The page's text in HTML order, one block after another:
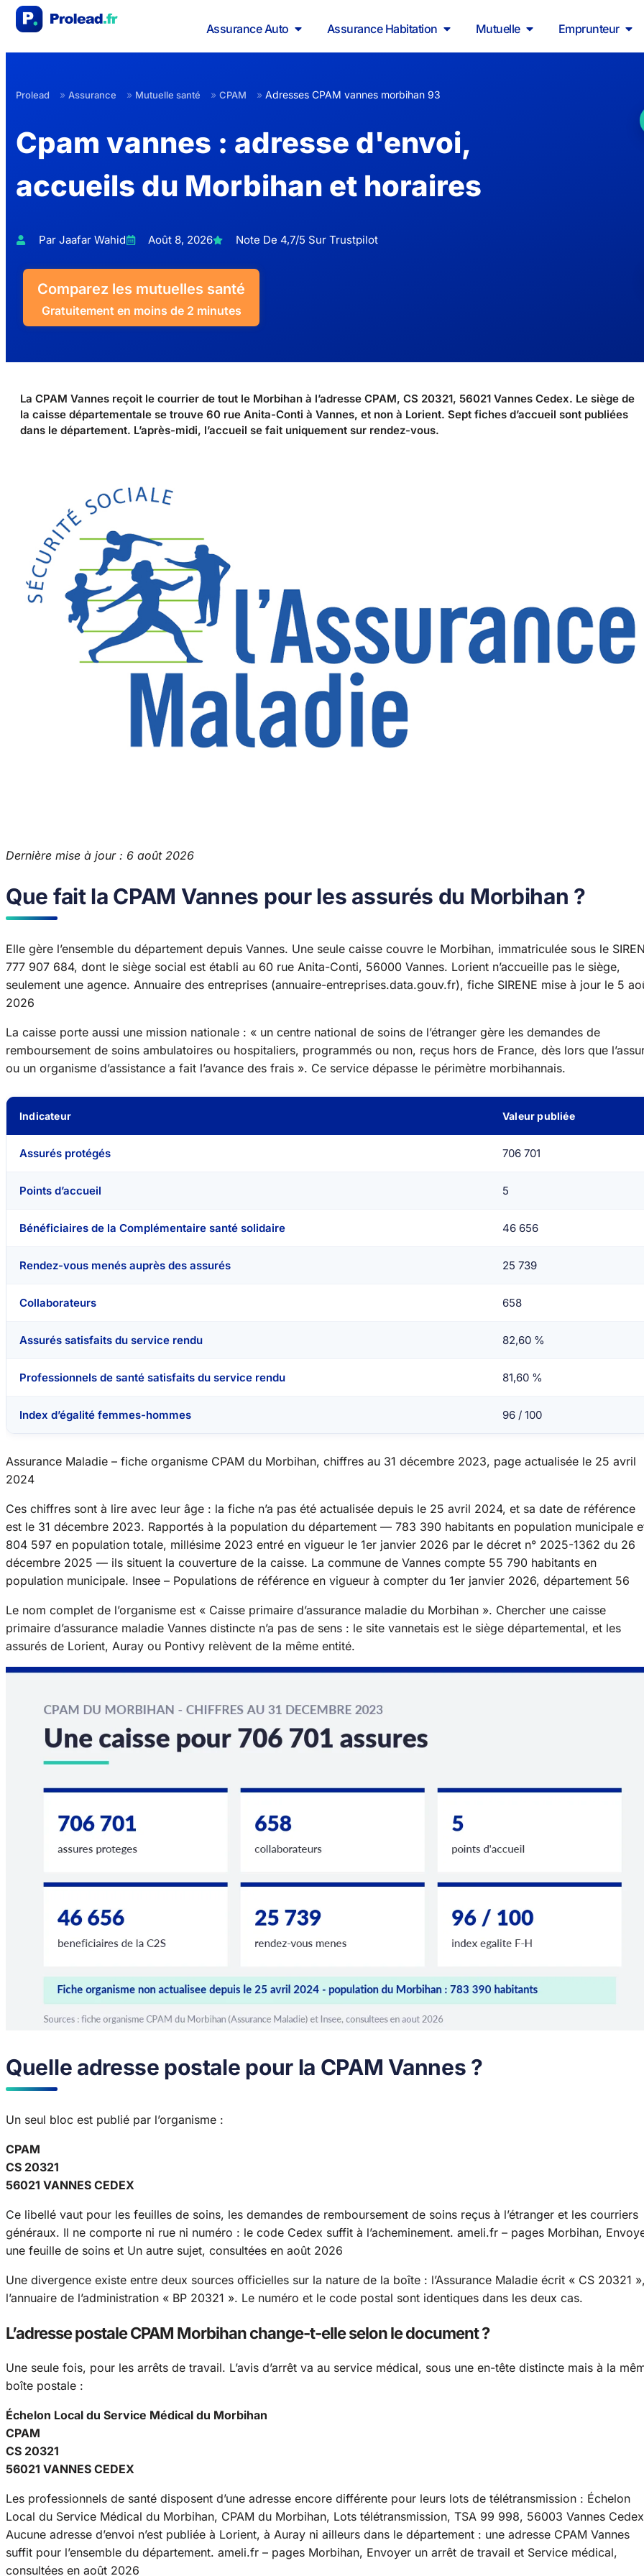
Assurance Auto Assurance Habitation Mutuelle Emprunteur
Prolead » Assurance » Mutuelle santé » CPAM » Adresses CPAM vannes morbihan 93
Cpam vannes : adresse d'envoi,
accueils du Morbihan et horaires
Par Jaafar Wahid Août 8, 2026 Note De 4,7/5 Sur Trustpilot
Comparez les mutuelles santé
Gratuitement en moins de 2 minutes
La CPAM Vannes reçoit le courrier de tout le Morbihan à l’adresse CPAM, CS 20321, 56021 Vannes Cedex. Le siège de
la caisse départementale se trouve 60 rue Anita-Conti à Vannes, et non à Lorient. Sept fiches d’accueil sont publiées
dans le département. L’après-midi, l’accueil se fait uniquement sur rendez-vous.
Dernière mise à jour : 6 août 2026
Que fait la CPAM Vannes pour les assurés du Morbihan ?
Elle gère l’ensemble du département depuis Vannes. Une seule caisse couvre le Morbihan, immatriculée sous le
777 907 684, dont le siège social est établi au 60 rue Anita-Conti, 56000 Vannes. Lorient n’accueille pas le siège,
seulement une agence. Annuaire des entreprises (annuaire-entreprises.data.gouv.fr), fiche SIRENE mise à jour le 5
2026
La caisse porte aussi une mission nationale : « un centre national de soins de l’étranger gère les demandes de
remboursement de soins ambulatoires ou hospitaliers, programmés ou non, reçus hors de France, dès lors que
ou un organisme d’assistance a fait l’avance des frais ». Ce service dépasse le périmètre morbihannais.
Indicateur Valeur publiée
Assurés protégés 706 701
Points d’accueil 5
Bénéficiaires de la Complémentaire santé solidaire 46 656
Rendez-vous menés auprès des assurés 25 739
Collaborateurs 658
Assurés satisfaits du service rendu 82,60 %
Professionnels de santé satisfaits du service rendu 81,60 %
Index d’égalité femmes-hommes 96 / 100
Assurance Maladie – fiche organisme CPAM du Morbihan, chiffres au 31 décembre 2023, page actualisée le 25 avril
2024
Ces chiffres sont à lire avec leur âge : la fiche n’a pas été actualisée depuis le 25 avril 2024, et sa date de référence
est le 31 décembre 2023. Rapportés à la population du département — 783 390 habitants en population municipale
804 597 en population totale, millésime 2023 entré en vigueur le 1er janvier 2026 par le décret n° 2025-1362 du 26
décembre 2025 — ils situent la couverture de la caisse. La commune de Vannes compte 55 790 habitants en
population municipale. Insee – Populations de référence en vigueur à compter du 1er janvier 2026, département 56
Le nom complet de l’organisme est « Caisse primaire d’assurance maladie du Morbihan ». Chercher une caisse
primaire d’assurance maladie Vannes distincte n’a pas de sens : le site vannetais est le siège départemental, et les
assurés de Lorient, Auray ou Pontivy relèvent de la même entité.
Quelle adresse postale pour la CPAM Vannes ?
Un seul bloc est publié par l’organisme :
CPAM
CS 20321
56021 VANNES CEDEX
Ce libellé vaut pour les feuilles de soins, les demandes de remboursement de soins reçus à l’étranger et les courriers
généraux. Il ne comporte ni rue ni numéro : le code Cedex suffit à l’acheminement. ameli.fr – pages Morbihan,
une feuille de soins et Un autre sujet, consultées en août 2026
Une divergence existe entre deux sources officielles sur la nature de la boîte : l’Assurance Maladie écrit « CS 20321
l’annuaire de l’administration « BP 20321 ». Le numéro et le code postal sont identiques dans les deux cas.
L’adresse postale CPAM Morbihan change-t-elle selon le document ?
Une seule fois, pour les arrêts de travail. L’avis d’arrêt va au service médical, sous une en-tête distincte mais à la
boîte postale :
Échelon Local du Service Médical du Morbihan
CPAM
CS 20321
56021 VANNES CEDEX
Les professionnels de santé disposent d’une adresse encore différente pour leurs lots de télétransmission : Échelon
Local du Service Médical du Morbihan, CPAM du Morbihan, Lots télétransmission, TSA 99 998, 56003 Vannes
Aucune adresse d’envoi n’est publiée à Lorient, à Auray ni ailleurs dans le département : une adresse CPAM Vannes
suffit pour l’ensemble du département. ameli.fr – pages Morbihan, Envoyer un arrêt de travail et Service médical,
consultées en août 2026